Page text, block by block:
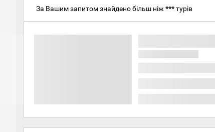
За Вашим запитом знайдено більш ніж ***турів